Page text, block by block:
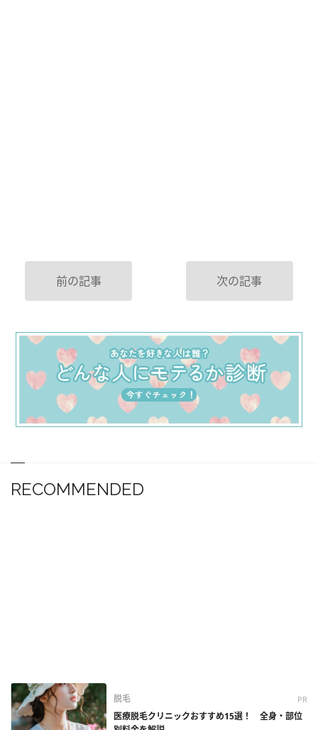
前の記事 次の記事
RECOMMENDED
脱毛 PR
医療脱毛クリニックおすすめ15選！ 全身・部位